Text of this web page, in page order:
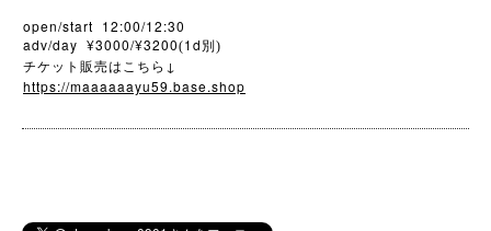
open/start 12:00/12:30
adv/day ¥3000/¥3200(1d 別)
チケット販売はこちら ↓
https://maaaaaayu59.base.shop